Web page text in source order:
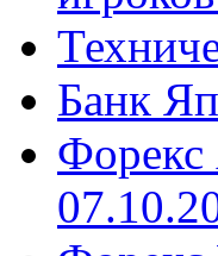
Банк
Форекс